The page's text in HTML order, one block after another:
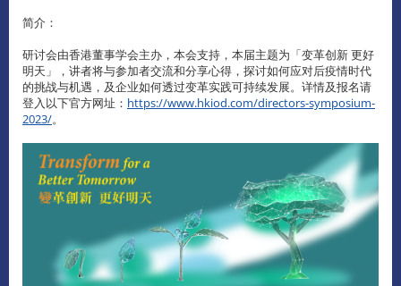
简介：
研讨会由香港董事学会主办，本会支持，本届主题为「变革创新 更好
明天」，讲者将与参加者交流和分享心得，探讨如何应对后疫情时代
的挑战与机遇，及企业如何透过变革实践可持续发展。详情及报名请
登入以下官方网址： https://www.hkiod.com/directors-symposium-
2023/。